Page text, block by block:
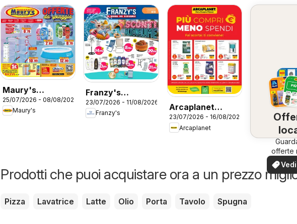
Maury's
volantino
25/07/2026 - 08/08/2026
Maury's
Franzy's
volantino
23/07/2026 - 11/08/2026
Franzy's
Arcaplanet
volantino
23/07/2026 - 16/08/2026
Arcaplanet
offerte
tua
Prodotti che puoi acquistare ora a un prezzo
Pizza Lavatrice Latte Olio Porta Tavolo Spugna